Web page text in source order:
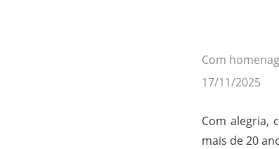
Com
17/11/2025
Com alegria,
mais de 20